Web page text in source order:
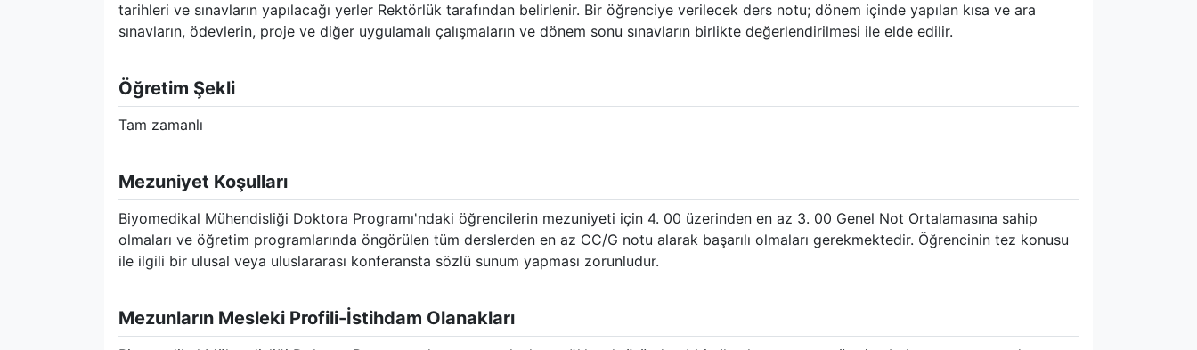
tarihleri ve sınavların yapılacağı yerler Rektörlük tarafından belirlenir. Bir öğrenciye verilecek ders notu; dönem içinde yapılan kısa ve ara
sınavların, ödevlerin, proje ve diğer uygulamalı çalışmaların ve dönem sonu sınavların birlikte değerlendirilmesi ile elde edilir.
Öğretim Şekli
Tam zamanlı
Mezuniyet Koşulları
Biyomedikal Mühendisliği Doktora Programı'ndaki öğrencilerin mezuniyeti için 4. 00 üzerinden en az 3. 00 Genel Not Ortalamasına sahip
olmaları ve öğretim programlarında öngörülen tüm derslerden en az CC/G notu alarak başarılı olmaları gerekmektedir. Öğrencinin tez konusu
ile ilgili bir ulusal veya uluslararası konferansta sözlü sunum yapması zorunludur.
Mezunların Mesleki Profili-İstihdam Olanakları